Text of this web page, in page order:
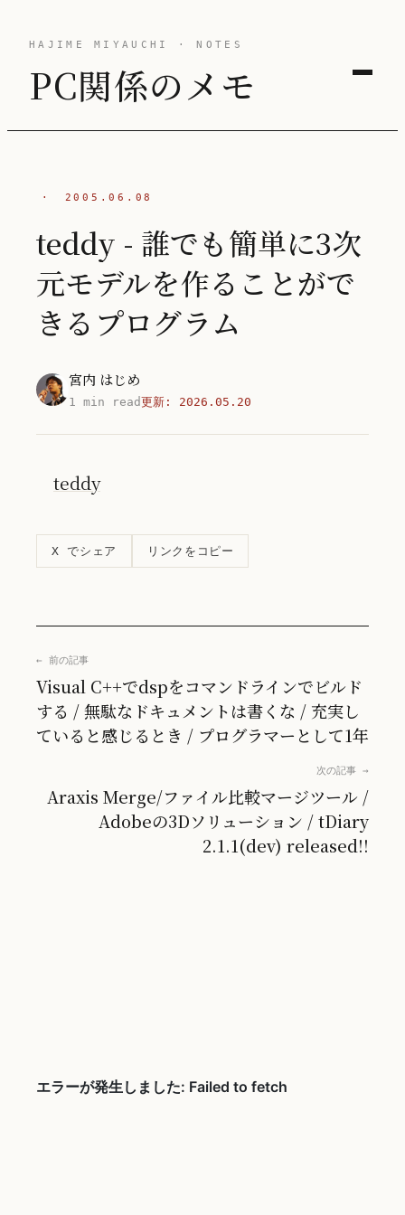
HAJIME MIYAUCHI · NOTES
PC関係のメモ
· 2005.06.08
teddy - 誰でも簡単に3次
元モデルを作ることがで
きるプログラム
宮内 はじめ
1 min read更新: 2026.05.20
teddy
X でシェア リンクをコピー
← 前の記事
Visual C++でdspをコマンドラインでビルド
する / 無駄なドキュメントは書くな / 充実し
ていると感じるとき / プログラマーとして1年
次の記事 →
Araxis Merge/ファイル比較マージツール /
Adobeの3Dソリューション / tDiary
2.1.1(dev) released!!